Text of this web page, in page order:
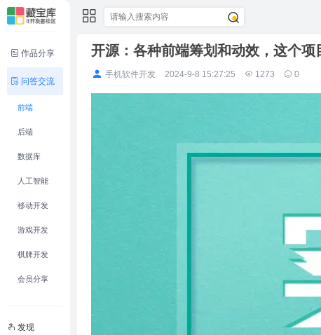
作品分享
问答交流
前端
后端
数据库
人工智能
移动开发
游戏开发
棋牌开发
会员分享
发现
开源：各种前端筹划和动效，这个项
手机软件开发 2024-9-8 15:27:25 1273 0